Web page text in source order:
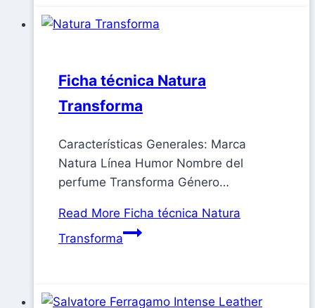
Ficha técnica Natura
Transforma
Características Generales: Marca
Natura Línea Humor Nombre del
perfume Transforma Género…
Read More Ficha técnica Natura
Transforma